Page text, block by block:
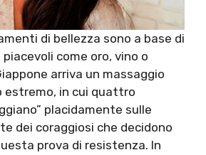
di bellezza sono a base di
come oro, vino o
arriva un massaggio
estremo, in cui quattro
placidamente sulle
dei coraggiosi che decidono
prova di resistenza. In